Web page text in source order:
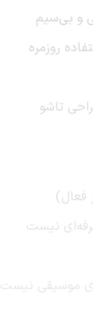
و بی‌سیم
روزمره
تاشو
نیست
موسیقی نیست